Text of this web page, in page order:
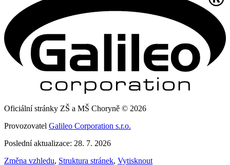
Oficiální stránky ZŠ a MŠ Choryně © 2026
Provozovatel Galileo Corporation s.r.o.
Poslední aktualizace: 28. 7. 2026
Změna vzhledu, Struktura stránek, Vytisknout